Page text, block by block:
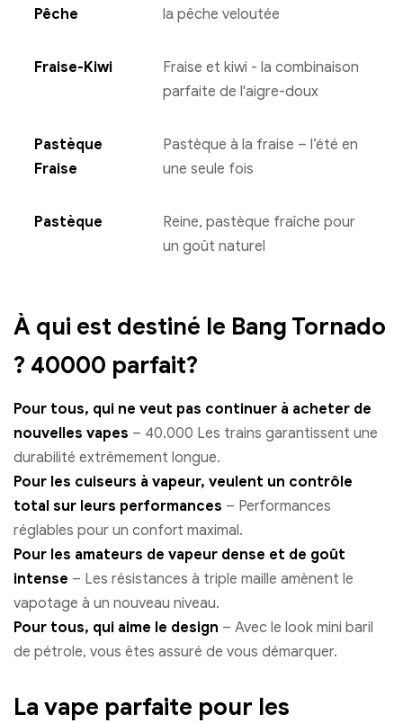
Pêche
la pêche veloutée
Fraise-Kiwi
Fraise et kiwi - la combinaison
parfaite de l'aigre-doux
Pastèque
Fraise
Pastèque à la fraise – l’été en
une seule fois
Pastèque
Reine, pastèque fraîche pour
un goût naturel
À qui est destiné le Bang Tornado
? 40000 parfait?
Pour tous, qui ne veut pas continuer à acheter de
nouvelles vapes – 40.000 Les trains garantissent une
durabilité extrêmement longue.
Pour les cuiseurs à vapeur, veulent un contrôle
total sur leurs performances – Performances
réglables pour un confort maximal.
Pour les amateurs de vapeur dense et de goût
intense – Les résistances à triple maille amènent le
vapotage à un nouveau niveau.
Pour tous, qui aime le design – Avec le look mini baril
de pétrole, vous êtes assuré de vous démarquer.
La vape parfaite pour les